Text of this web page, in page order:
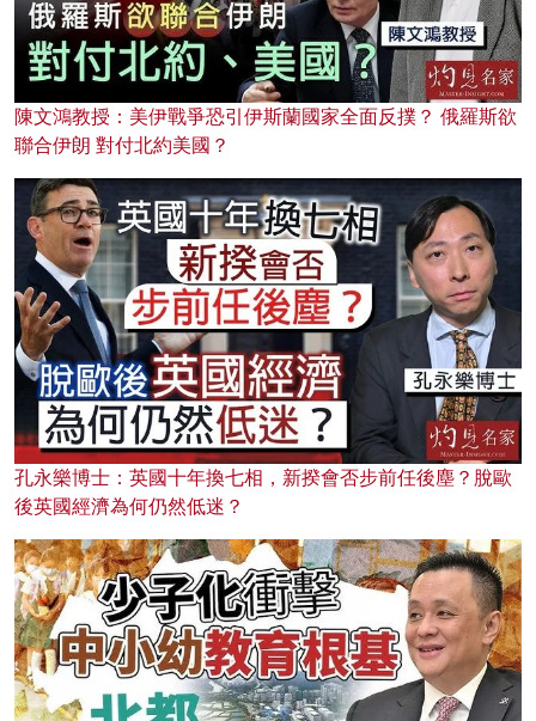
陳文鴻教授：美伊戰爭恐引伊斯蘭國家全面反撲？ 俄羅斯欲
聯合伊朗 對付北約美國？
孔永樂博士：英國十年換七相，新揆會否步前任後塵？脫歐
後英國經濟為何仍然低迷？